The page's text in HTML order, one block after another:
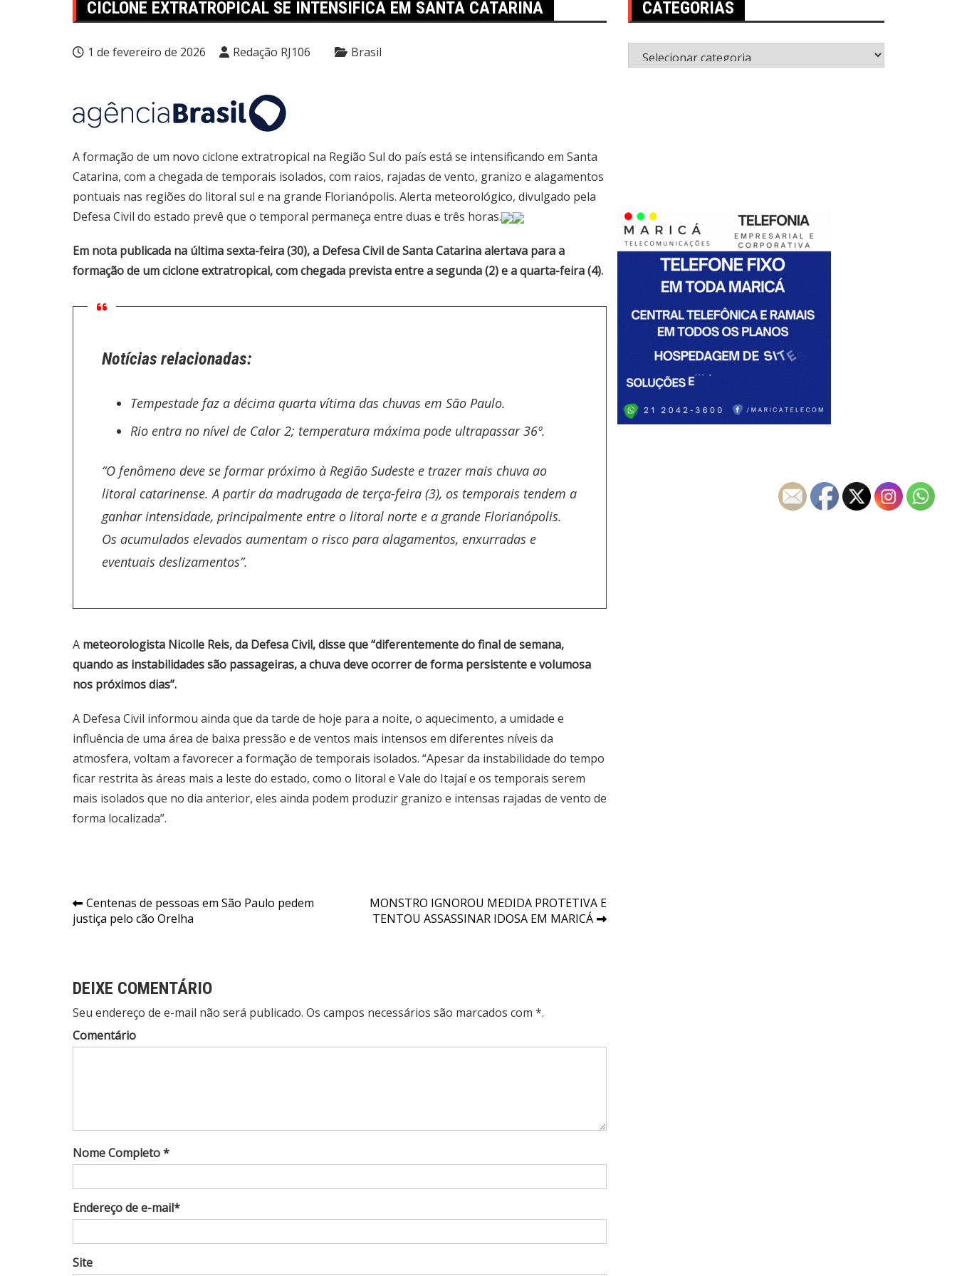
CICLONE EXTRATROPICAL SE INTENSIFICA EM SANTA CATARINA
1 de fevereiro de 2026 Redação RJ106 Brasil
A formação de um novo ciclone extratropical na Região Sul do país está se intensificando em Santa
Catarina, com a chegada de temporais isolados, com raios, rajadas de vento, granizo e alagamentos
pontuais nas regiões do litoral sul e na grande Florianópolis. Alerta meteorológico, divulgado pela
Defesa Civil do estado prevê que o temporal permaneça entre duas e três horas.
Em nota publicada na última sexta-feira (30), a Defesa Civil de Santa Catarina alertava para a
formação de um ciclone extratropical, com chegada prevista entre a segunda (2) e a quarta-feira (4).
Notícias relacionadas:
Tempestade faz a décima quarta vítima das chuvas em São Paulo.
Rio entra no nível de Calor 2; temperatura máxima pode ultrapassar 36º.
“O fenômeno deve se formar próximo à Região Sudeste e trazer mais chuva ao
litoral catarinense. A partir da madrugada de terça-feira (3), os temporais tendem a
ganhar intensidade, principalmente entre o litoral norte e a grande Florianópolis.
Os acumulados elevados aumentam o risco para alagamentos, enxurradas e
eventuais deslizamentos”.
A meteorologista Nicolle Reis, da Defesa Civil, disse que “diferentemente do final de semana,
quando as instabilidades são passageiras, a chuva deve ocorrer de forma persistente e volumosa
nos próximos dias”.
A Defesa Civil informou ainda que da tarde de hoje para a noite, o aquecimento, a umidade e
influência de uma área de baixa pressão e de ventos mais intensos em diferentes níveis da
atmosfera, voltam a favorecer a formação de temporais isolados. “Apesar da instabilidade do tempo
ficar restrita às áreas mais a leste do estado, como o litoral e Vale do Itajaí e os temporais serem
mais isolados que no dia anterior, eles ainda podem produzir granizo e intensas rajadas de vento de
forma localizada”.
Navegação
de
Centenas de pessoas em São Paulo pedem
justiça pelo cão Orelha
MONSTRO IGNOROU MEDIDA PROTETIVA E
TENTOU ASSASSINAR IDOSA EM MARICÁ
DEIXE COMENTÁRIO
Seu endereço de e-mail não será publicado. Os campos necessários são marcados com *.
Comentário
Nome Completo *
Endereço de e-mail*
Site
CATEGORIAS
Categorias